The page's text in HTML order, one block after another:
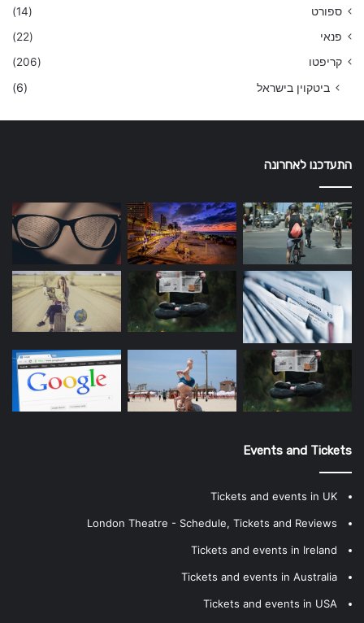
ספורט
(14)
פנאי
(22)
קריפטו
(206)
ביטקוין בישראל (6)
התעדכנו לאחרונה
Events and Tickets
Tickets and events in UK
London Theatre - Schedule, Tickets and Reviews
Tickets and events in Ireland
Tickets and events in Australia
Tickets and events in USA